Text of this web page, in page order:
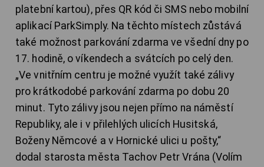
platební kartou), přes QR kód či SMS nebo mobilní
aplikací ParkSimply. Na těchto místech zůstává
také možnost parkování zdarma ve všední dny po
17. hodině, o víkendech a svátcích po celý den.
„Ve vnitřním centru je možné využít také zálivy
pro krátkodobé parkování zdarma po dobu 20
minut. Tyto zálivy jsou nejen přímo na náměstí
Republiky, ale i v přilehlých ulicích Husitská,
Boženy Němcové a v Hornické ulici u pošty,“
dodal starosta města Tachov Petr Vrána (Volím